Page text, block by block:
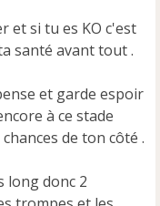
et si tu es KO c'est
santé avant tout .
et garde espoir
à ce stade
de ton côté .
long donc 2